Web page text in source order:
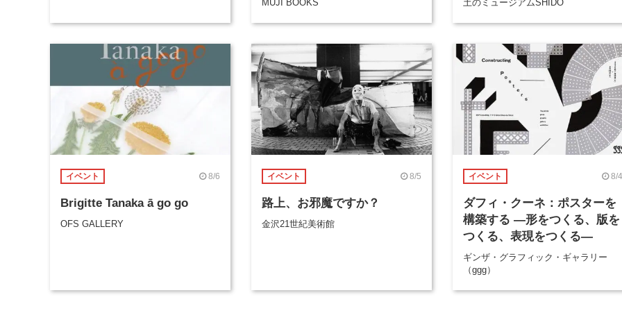
MUJI BOOKS 土のミュージアムSHIDO
イベント 8/6
Brigitte Tanaka ā go go
OFS GALLERY
イベント 8/5
路上、お邪魔ですか？
金沢21世紀美術館
イベント 8/4
ダフィ・クーネ：ポスターを
構築する ―形をつくる、版を
つくる、表現をつくる―
ギンザ・グラフィック・ギャラリー
（ggg）